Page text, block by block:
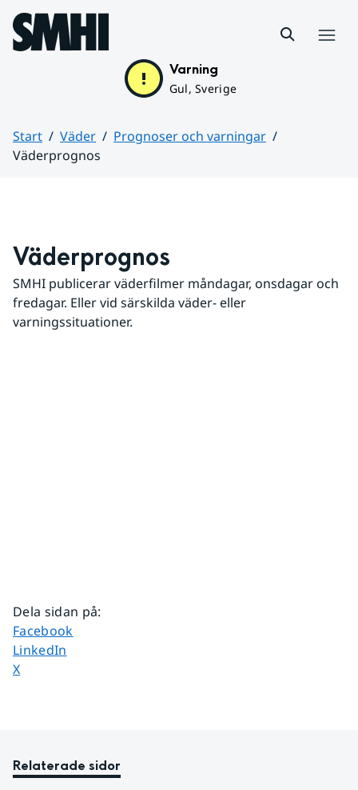
Hoppa till sidans innehåll
Varning
Gul, Sverige
Start Väder
Prognoser och varningar
Väderprognos
Väderprognos
SMHI publicerar väderfilmer måndagar, onsdagar och
fredagar. Eller vid särskilda väder- eller
varningssituationer.
Dela sidan på:
Dela sidan på
Facebook
Dela sidan på
LinkedIn
Dela sidan på
X
Relaterade sidor